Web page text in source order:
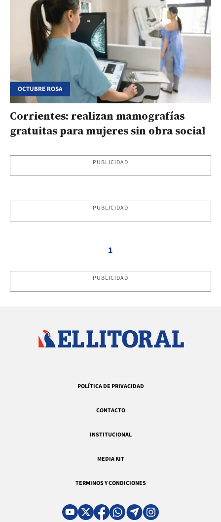
OCTUBRE ROSA
Corrientes: realizan mamografías
gratuitas para mujeres sin obra social
PUBLICIDAD
PUBLICIDAD
1
PUBLICIDAD
POLÍTICA DE PRIVACIDAD
CONTACTO
INSTITUCIONAL
MEDIA KIT
TERMINOS Y CONDICIONES